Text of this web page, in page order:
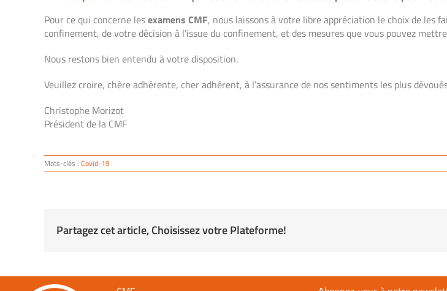
Pour ce qui concerne lesexamens CMF, nous laissons à votre libre appréciation le choix de les
confinement, de votre décision à l’issue du confinement, et des mesures que vous pouvez
Nous restons bien entendu à votre disposition.
Veuillez croire, chère adhérente, cher adhérent, à l’assurance de nos sentiments les plus
Christophe Morizot
Président de la CMF
Mots-clés : Covid-19
Partagez cet article, Choisissez votre Plateforme!